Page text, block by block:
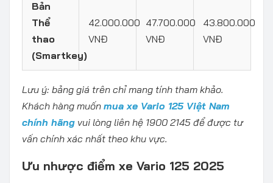
Bản
Thể
thao
(Smartkey)
42.000.000
VNĐ
47.700.000
VNĐ
43.800.000
VNĐ
Lưu ý: bảng giá trên chỉ mang tính tham khảo.
Khách hàng muốn mua xe Vario 125 Việt Nam
chính hãng vui lòng liên hệ 1900 2145 để được tư
vấn chính xác nhất theo khu vực.
Ưu nhược điểm xe Vario 125 2025